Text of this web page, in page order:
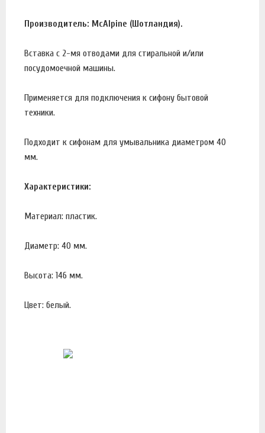
Производитель: McAlpine (Шотландия).
Вставка с 2-мя отводами для стиральной и/или
посудомоечной машины.
Применяется для подключения к сифону бытовой
техники.
Подходит к сифонам для умывальника диаметром 40
мм.
Характеристики:
Материал: пластик.
Диаметр: 40 мм.
Высота: 146 мм.
Цвет: белый.